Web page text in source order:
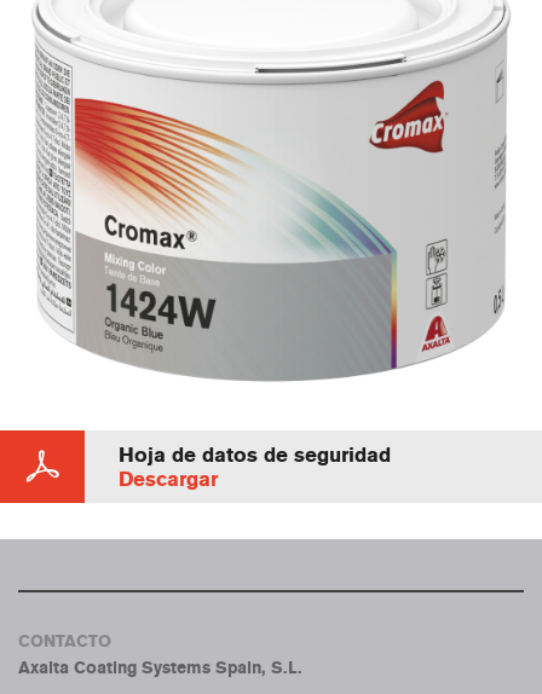
Hoja de datos de seguridad
Descargar
CONTACTO
Axalta Coating Systems Spain, S.L.